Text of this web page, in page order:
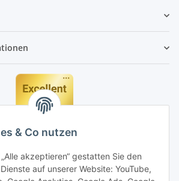
& Co nutzen
akzeptieren“ gestatten Sie den
auf unserer Website: YouTube,